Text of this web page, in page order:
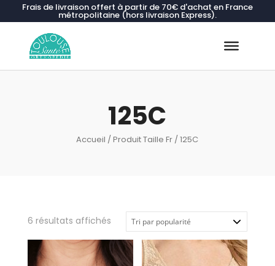
Frais de livraison offert à partir de 70€ d'achat en France
métropolitaine (hors livraison Express).
125C
Accueil / Produit Taille Fr / 125C
6 résultats affichésTrié
popularité